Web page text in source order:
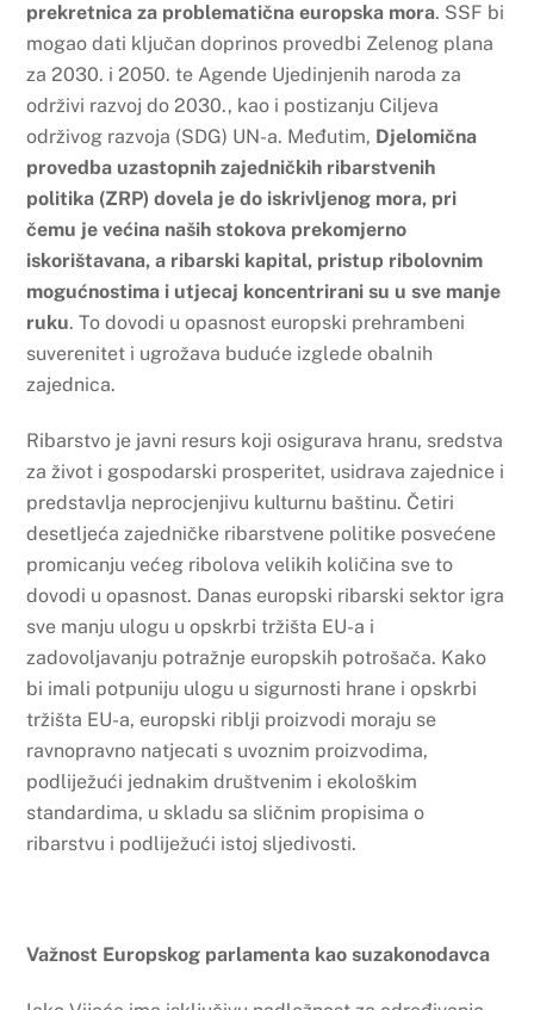
prekretnica za problematična europska mora. SSF bi
mogao dati ključan doprinos provedbi Zelenog plana
za 2030. i 2050. te Agende Ujedinjenih naroda za
održivi razvoj do 2030., kao i postizanju Ciljeva
održivog razvoja (SDG) UN-a. Međutim, Djelomična
provedba uzastopnih zajedničkih ribarstvenih
politika (ZRP) dovela je do iskrivljenog mora, pri
čemu je većina naših stokova prekomjerno
iskorištavana, a ribarski kapital, pristup ribolovnim
mogućnostima i utjecaj koncentrirani su u sve manje
ruku. To dovodi u opasnost europski prehrambeni
suverenitet i ugrožava buduće izglede obalnih
zajednica.
Ribarstvo je javni resurs koji osigurava hranu, sredstva
za život i gospodarski prosperitet, usidrava zajednice i
predstavlja neprocjenjivu kulturnu baštinu. Četiri
desetljeća zajedničke ribarstvene politike posvećene
promicanju većeg ribolova velikih količina sve to
dovodi u opasnost. Danas europski ribarski sektor igra
sve manju ulogu u opskrbi tržišta EU-a i
zadovoljavanju potražnje europskih potrošača. Kako
bi imali potpuniju ulogu u sigurnosti hrane i opskrbi
tržišta EU-a, europski riblji proizvodi moraju se
ravnopravno natjecati s uvoznim proizvodima,
podliježući jednakim društvenim i ekološkim
standardima, u skladu sa sličnim propisima o
ribarstvu i podliježući istoj sljedivosti.
Važnost Europskog parlamenta kao suzakonodavca